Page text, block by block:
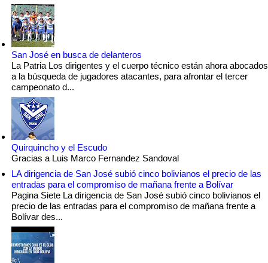
San José en busca de delanteros
La Patria Los dirigentes y el cuerpo técnico están ahora abocados
a la búsqueda de jugadores atacantes, para afrontar el tercer
campeonato d...
Quirquincho y el Escudo
Gracias a Luis Marco Fernandez Sandoval
LA dirigencia de San José subió cinco bolivianos el precio de las
entradas para el compromiso de mañana frente a Bolívar
Pagina Siete La dirigencia de San José subió cinco bolivianos el
precio de las entradas para el compromiso de mañana frente a
Bolívar des...